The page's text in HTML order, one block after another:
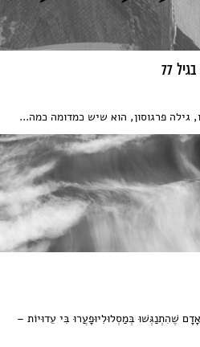
77
גילה פרגוסון, הוא שיש כמדומה כמה...
שֶׁהִתְנַגְּשׁוּ בְּמַסְלוּלִיוּפָעֲרוּ בִּי עֵדוּיוֹת –